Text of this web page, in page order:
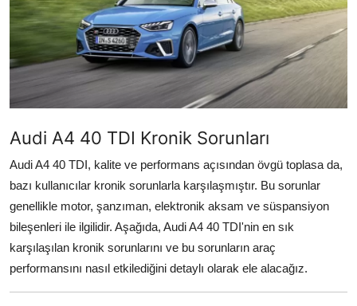
Kiralama & Filo
Sürüş & Güvenlik
Lastik & Jant
LPG & Yakıt
Elektrik & Akü
Klima & Konfor
Aydınlatma & Görüş
Audi A4 40 TDI Kronik Sorunları
Audi A4 40 TDI, kalite ve performans açısından övgü toplasa da,
bazı kullanıcılar kronik sorunlarla karşılaşmıştır. Bu sorunlar
genellikle motor, şanzıman, elektronik aksam ve süspansiyon
bileşenleri ile ilgilidir. Aşağıda, Audi A4 40 TDI'nin en sık
karşılaşılan kronik sorunlarını ve bu sorunların araç
performansını nasıl etkilediğini detaylı olarak ele alacağız.